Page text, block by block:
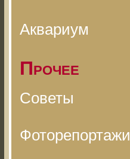
Аквариум
Прочее
Советы
Фоторепортажи